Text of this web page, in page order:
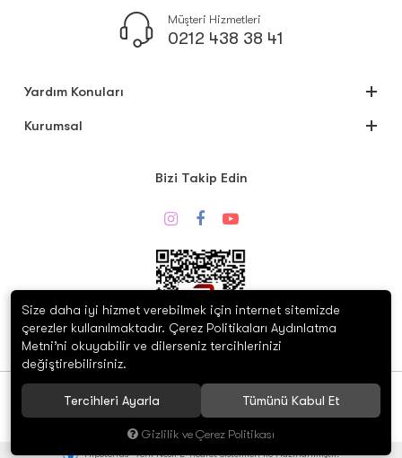
Müşteri Hizmetleri
0212 438 38 41
Yardım Konuları
Kurumsal
Bizi Takip Edin
© 2020 Silverion. Tüm hakları saklıdır. Whatsapp Destek
Hipotenüs Yeni Nesil E-Ticaret Sistemleri ile Hazırlanmıştır.
Size daha iyi hizmet verebilmek için internet sitemizde
çerezler kullanılmaktadır. Çerez Politikaları Aydınlatma
Metni’ni okuyabilir ve dilerseniz tercihlerinizi
değiştirebilirsiniz.
Tercihleri Ayarla Tümünü Kabul Et
Gizlilik ve Çerez Politikası